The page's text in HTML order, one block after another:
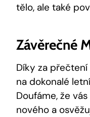
tělo, ale také
Závěrečné
Díky za
na‌ dokonalé
Doufáme, že
nového ​a